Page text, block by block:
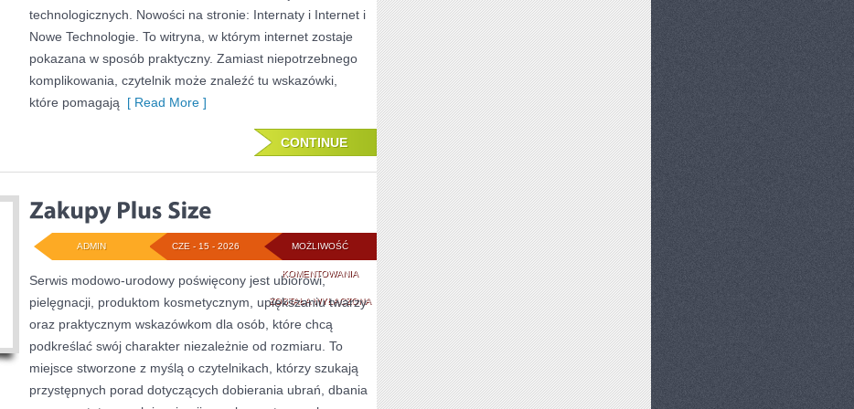
technologicznych. Nowości na stronie: Internaty i Internet i
Nowe Technologie. To witryna, w którym internet zostaje
pokazana w sposób praktyczny. Zamiast niepotrzebnego
komplikowania, czytelnik może znaleźć tu wskazówki,
które pomagają [ Read More ]
CONTINUE
MOŻLIWOŚĆ
KOMENTOWANIAZAKUPY
PLUS
SIZE
ZOSTAŁA WYŁĄCZONA
CZE - 15 - 2026
ADMIN
Serwis modowo-urodowy poświęcony jest ubiorowi,
pielęgnacji, produktom kosmetycznym, upiększaniu twarzy
oraz praktycznym wskazówkom dla osób, które chcą
podkreślać swój charakter niezależnie od rozmiaru. To
miejsce stworzone z myślą o czytelnikach, którzy szukają
przystępnych porad dotyczących dobierania ubrań, dbania